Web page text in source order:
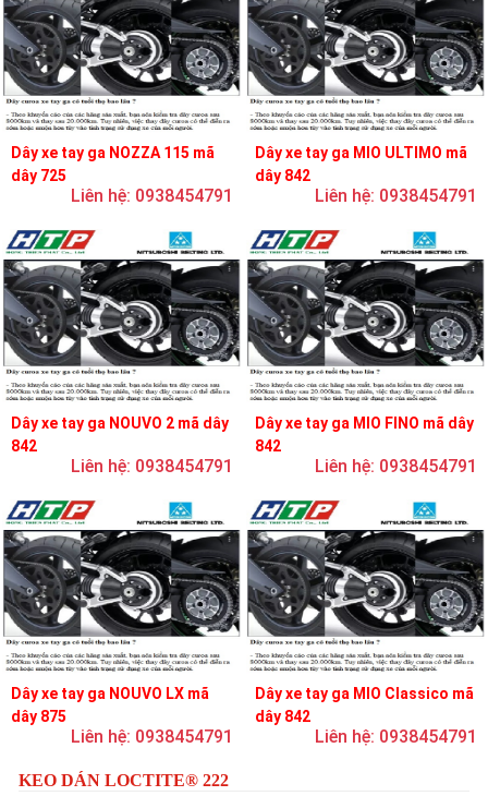
Dây xe tay ga NOZZA 115 mã
dây 725
Liên hệ: 0938454791
Dây xe tay ga MIO ULTIMO mã
dây 842
Liên hệ: 0938454791
Dây xe tay ga NOUVO 2 mã dây
842
Liên hệ: 0938454791
Dây xe tay ga MIO FINO mã dây
842
Liên hệ: 0938454791
Dây xe tay ga NOUVO LX mã
dây 875
Liên hệ: 0938454791
Dây xe tay ga MIO Classico mã
dây 842
Liên hệ: 0938454791
KEO DÁN LOCTITE® 222